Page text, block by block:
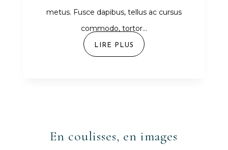
metus. Fusce dapibus, tellus ac cursus
commodo, tortor...
LIRE PLUS
En coulisses, en images